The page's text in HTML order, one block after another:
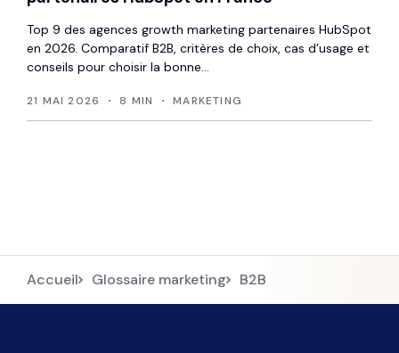
Top 9 des agences growth marketing partenaires HubSpot
en 2026. Comparatif B2B, critères de choix, cas d’usage et
conseils pour choisir la bonne...
21 MAI 2026 8 MIN MARKETING
Accueil Glossaire marketing B2B